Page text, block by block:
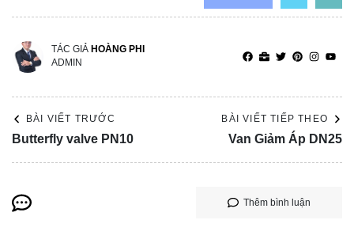
TÁC GIẢ HOÀNG PHI
ADMIN
BÀI VIẾT TRƯỚC
Butterfly valve PN10
BÀI VIẾT TIẾP THEO
Van Giảm Áp DN25
Thêm bình luận